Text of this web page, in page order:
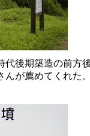
代後期築造の前方
んが薦めてくれた